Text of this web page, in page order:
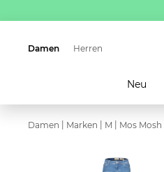
Damen
Neu
Herren
Damen Marken M Mos Mosh